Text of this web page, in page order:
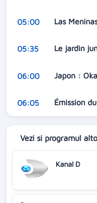
05:00 Las
05:35 Le jardin
06:00 Japon :
06:05 Émission
Vezi si programul
Kanal D